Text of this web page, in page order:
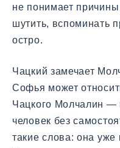
не понимает
шутить, вспоминать
остро.
Чацкий замечает
Софья может
Чацкого Молчалин —
человек без
такие слова: она